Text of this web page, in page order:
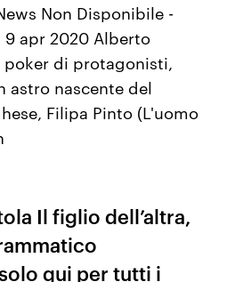
Non Disponibile -
apr 2020 Alberto
poker di protagonisti,
astro nascente del
Filipa Pinto (L'uomo
Il figlio dell’altra,
qui per tutti i